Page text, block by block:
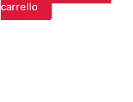
carrello